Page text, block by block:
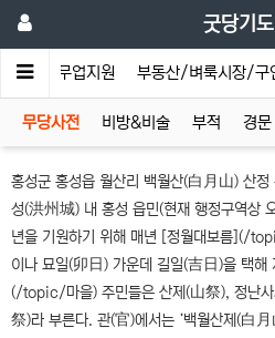
굿당기도
청배 무업지원 부동산/벼룩시장/구
무당사전 비방&비술 부적 경문
홍성군 홍성읍 월산리 백월산(白月山) 산
성(洪州城) 내 홍성 읍민(현재 행정구역상
년을 기원하기 위해 매년 [정월대보름](/
이나 묘일(卯日) 가운데 길일(吉日)을 택해
(/topic/마을) 주민들은 산제(山祭), 정난
祭)라 부른다. 관(官)에서는 ‘백월산제(白月